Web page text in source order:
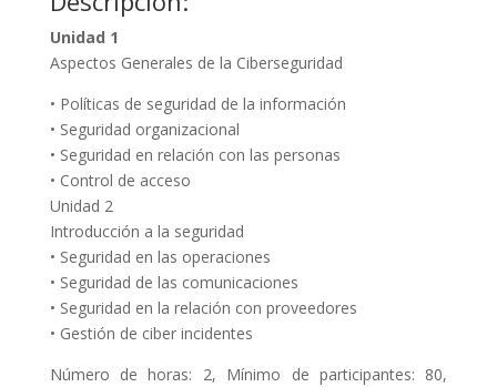
Unidad 1
Aspectos Generales de la Ciberseguridad
• Políticas de seguridad de la información
• Seguridad organizacional
• Seguridad en relación con las personas
• Control de acceso
Unidad 2
Introducción a la seguridad
• Seguridad en las operaciones
• Seguridad de las comunicaciones
• Seguridad en la relación con proveedores
• Gestión de ciber incidentes
Número de horas: 2, Mínimo de participantes: 80,